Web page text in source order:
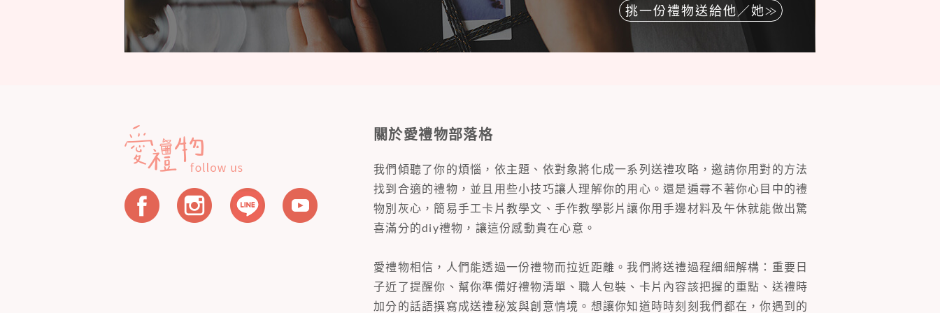
挑一份禮物送給他／她
關於愛禮物部落格
我們傾聽了你的煩惱，依主題、依對象將化成一系列送禮攻略，邀請你用對的方法
找到合適的禮物，並且用些小技巧讓人理解你的用心。還是遍尋不著你心目中的禮
物別灰心，簡易手工卡片教學文、手作教學影片讓你用手邊材料及午休就能做出驚
喜滿分的diy禮物，讓這份感動貴在心意。
愛禮物相信，人們能透過一份禮物而拉近距離。我們將送禮過程細細解構：重要日
子近了提醒你、幫你準備好禮物清單、職人包裝、卡片內容該把握的重點、送禮時
加分的話語撰寫成送禮秘笈與創意情境。想讓你知道時時刻刻我們都在，你遇到的